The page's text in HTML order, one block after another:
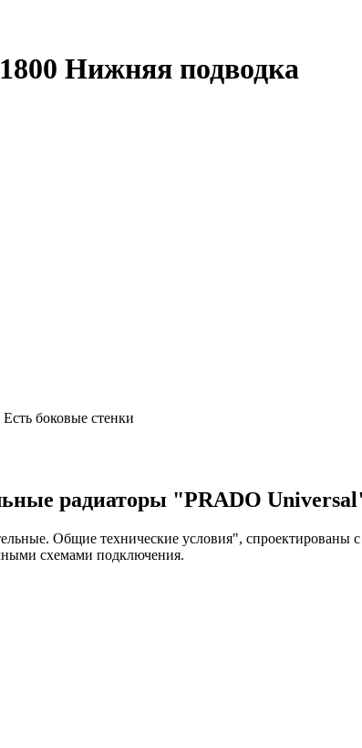
Нижняя подводка
боковые стенки
радиаторы "PRADO
Общие технические условия", спроектированы
схемами подключения.